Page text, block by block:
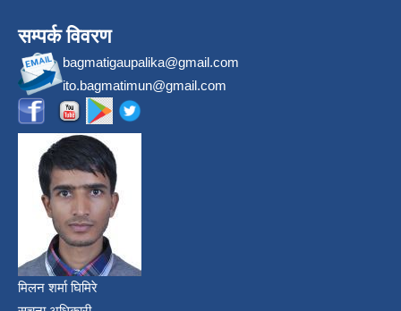
सम्पर्क विवरण
bagmatigaupalika@gmail.com
ito.bagmatimun@gmail.com
मिलन शर्मा घिमिरे